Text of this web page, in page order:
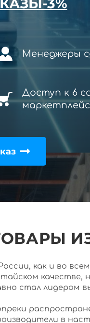
Менеджеры
Доступ к 6
как и во
качестве,
стал лидером
в